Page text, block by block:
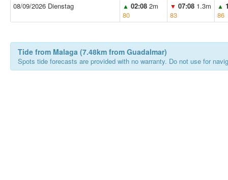
08/09/2026 Dienstag
▲ 02:08 2m
80
▼ 07:08 1.3m
83
▲
86
Tide from Malaga (7.48km from Guadalmar)
Spots tide forecasts are provided with no warranty. Do not use for